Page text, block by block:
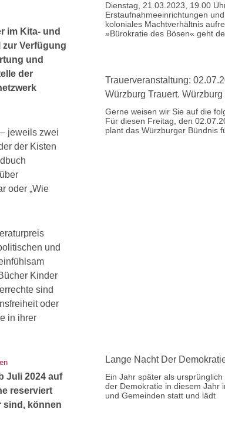
im Kita- und
Verfügung
und
der
jeweils zwei
der Kisten
oder „Wie
und
Kinder
sind
oder
in ihrer
Juli 2024 auf
reserviert
sind, können
Dienstag, 21.03.2023, 19.00
Erstaufnahmeeinrichtungen
koloniales Machtverhältnis
»Bürokratie des Bösen« geht
Trauerveranstaltung:
Würzburg Trauert.
Gerne weisen wir Sie auf die
Für diesen Freitag, den
plant das Würzburger Bündnis
Lange Nacht Der
Ein Jahr später als
der Demokratie in diesem Jahr
und Gemeinden statt und lädt